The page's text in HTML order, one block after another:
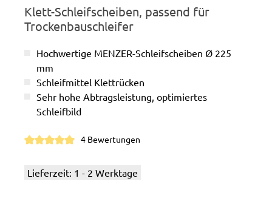
Klett-Schleifscheiben, passend für
Trockenbauschleifer
Hochwertige MENZER-Schleifscheiben Ø 225
mm
Schleifmittel Klettrücken
Sehr hohe Abtragsleistung, optimiertes
Schleifbild
4 Bewertungen
Lieferzeit: 1 - 2 Werktage